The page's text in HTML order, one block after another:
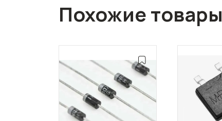
Похожие товары